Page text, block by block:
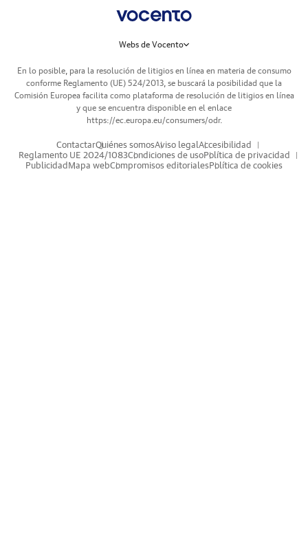
Webs de Vocento
En lo posible, para la resolución de litigios en línea en materia de consumo
conforme Reglamento (UE) 524/2013, se buscará la posibilidad que la
Comisión Europea facilita como plataforma de resolución de litigios en línea
y que se encuentra disponible en el enlace
https://ec.europa.eu/consumers/odr.
ContactarQuiénes somosAviso legal Accesibilidad
Reglamento UE 2024/1083Condiciones de usoPolítica de privacidad
Publicidad Mapa webCompromisos editorialesPolítica de cookies